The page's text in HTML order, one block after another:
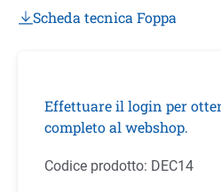
Scheda tecnica Foppa
Effettuare il login per
completo al webshop.
Codice prodotto: DEC14